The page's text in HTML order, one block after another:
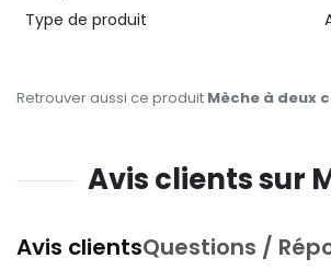
Type de produit
Retrouver aussi ce produit Mèche à deux
Avis clients sur
Avis clientsQuestions /